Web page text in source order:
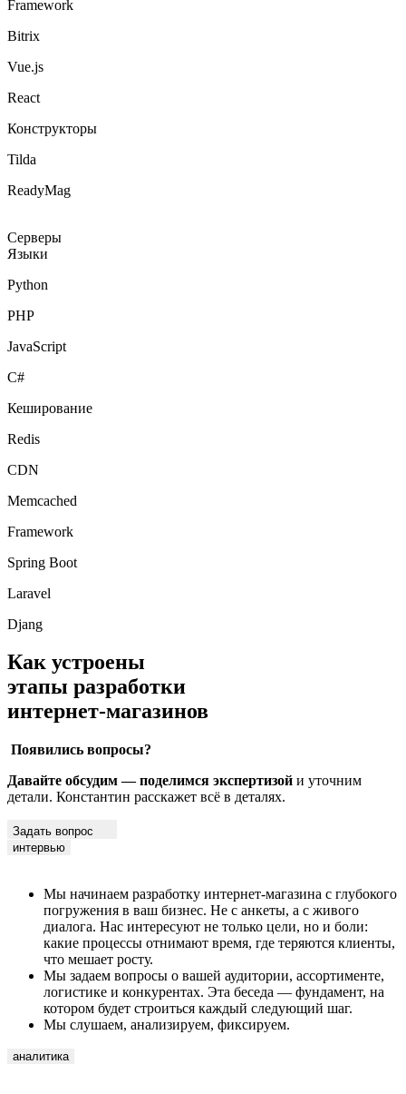
Framework
Bitrix
Vue.js
React
Конструкторы
Tilda
ReadyMag
Серверы
Языки
Python
PHP
JavaScript
C#
Кеширование
Redis
CDN
Memcached
Framework
Spring Boot
Laravel
Djang
Как устроены
этапы разработки
интернет-магазинов
Появились вопросы?
Давайте обсудим — поделимся экспертизой и уточним
детали. Константин расскажет всё в деталях.
Задать вопрос
интервью
Мы начинаем разработку интернет-магазина с глубокого
погружения в ваш бизнес. Не с анкеты, а с живого
диалога. Нас интересуют не только цели, но и боли:
какие процессы отнимают время, где теряются клиенты,
что мешает росту.
Мы задаем вопросы о вашей аудитории, ассортименте,
логистике и конкурентах. Эта беседа — фундамент, на
котором будет строиться каждый следующий шаг.
Мы слушаем, анализируем, фиксируем.
аналитика